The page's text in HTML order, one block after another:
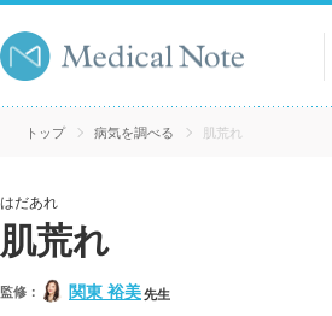
トップ 病気を調べる 肌荒れ
はだあれ
肌荒れ
監修： 関東 裕美先生